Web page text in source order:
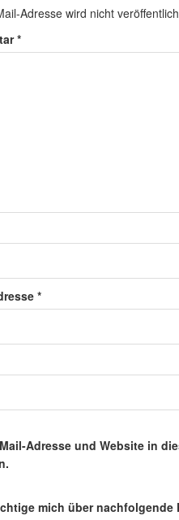
Adresse wird nicht
*
*
Adresse und Website in
mich über nachfolgende